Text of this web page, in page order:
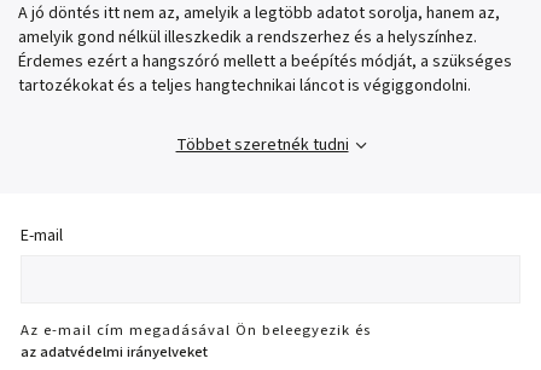
A jó döntés itt nem az, amelyik a legtöbb adatot sorolja, hanem az,
amelyik gond nélkül illeszkedik a rendszerhez és a helyszínhez.
Érdemes ezért a hangszóró mellett a beépítés módját, a szükséges
tartozékokat és a teljes hangtechnikai láncot is végiggondolni.
Többet szeretnék tudni
E-mail
Az e-mail cím megadásával Ön beleegyezik és
az adatvédelmi irányelveket